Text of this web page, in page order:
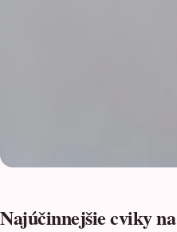
Najúčinnejšie cviky